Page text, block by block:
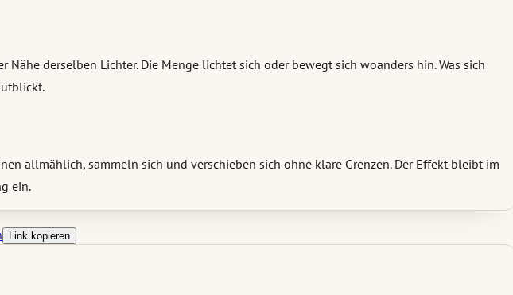
derselben Lichter. Die Menge lichtet sich oder bewegt sich woanders hin. Was sich
allmählich, sammeln sich und verschieben sich ohne klare Grenzen. Der Effekt bleibt im
ein.
Link kopieren